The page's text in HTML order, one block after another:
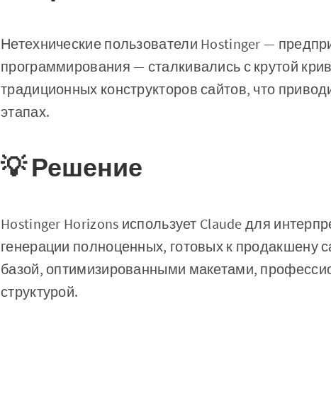
Нетехнические пользователи Hostinger —
программирования — сталкивались с крутой
традиционных конструкторов сайтов, что
этапах.
💡 Решение
Hostinger Horizons использует Claude для
генерации полноценных, готовых к продакшену
базой, оптимизированными макетами,
структурой.